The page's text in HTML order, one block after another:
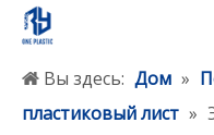
Вы здесь: Дом »
пластиковый лист »